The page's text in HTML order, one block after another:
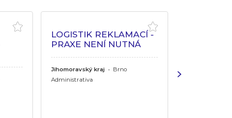
LOGISTIK REKLAMACÍ -
PRAXE NENÍ NUTNÁ
Jihomoravský kraj • Brno
Administrativa